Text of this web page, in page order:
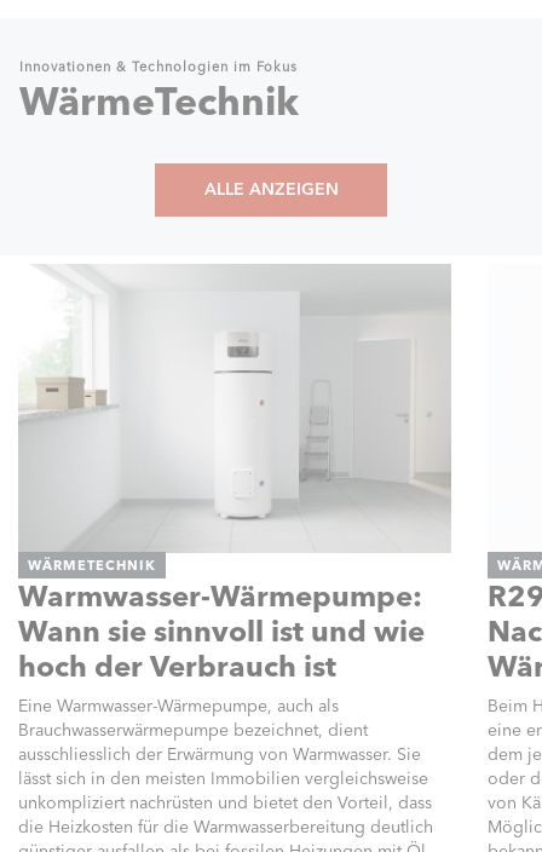
Innovationen & Technologien im Fokus
WärmeTechnik
ALLE ANZEIGEN
WÄRMETECHNIK
Warmwasser-Wärmepumpe:
Wann sie sinnvoll ist und wie
hoch der Verbrauch ist
Eine Warmwasser-Wärmepumpe, auch als
Brauchwasserwärmepumpe bezeichnet, dient
ausschliesslich der Erwärmung von Warmwasser. Sie
lässt sich in den meisten Immobilien vergleichsweise
unkompliziert nachrüsten und bietet den Vorteil, dass
die Heizkosten für die Warmwasserbereitung deutlich
Beim
eine
dem
oder
von